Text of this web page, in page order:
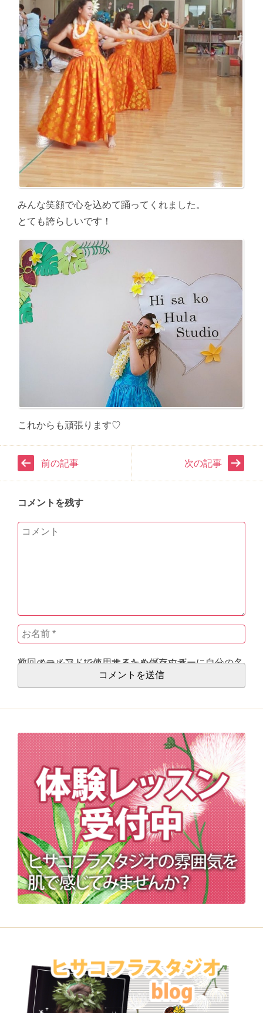
みんな笑顔で心を込めて踊ってくれました。
とても誇らしいです！
これからも頑張ります♡
前の記事 次の記事
コメントを残す
次回のコメントで使用するためブラウザーに自分の名前、メールアドレス、サイトを保存する。